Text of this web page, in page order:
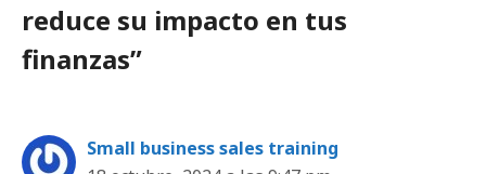
reduce su impacto en tus
finanzas”
Small business sales training